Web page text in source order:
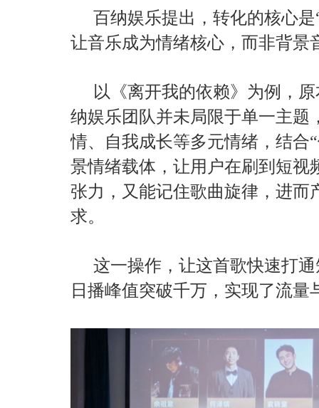
百纳娱乐提出，转化的核心
让音乐成为情绪核心，而非背景
以《离开我的依赖》为例，
纳娱乐团队并未局限于单一主题
情、自我成长等多元情绪，结合
景情绪载体，让用户在刷到短视
张力，又能记住歌曲旋律，进而
求。
这一操作，让这首歌快速打
日播峰值突破千万，实现了流量